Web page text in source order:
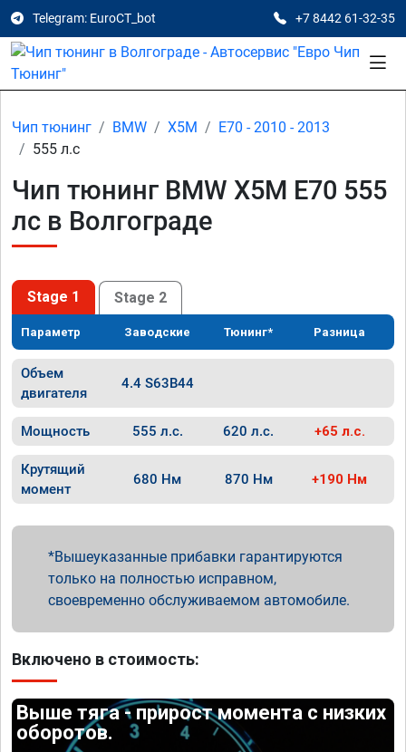
Telegram: EuroCT_bot +7 8442 61-32-35
Чип тюнинг BMW X5M
E70 - 2010 - 2013
555 л.с
Чип тюнинг BMW X5M E70 555
лс в Волгограде
Stage 1 Stage 2
Параметр Заводские Тюнинг* Разница
Объем
двигателя
4.4 S63B44
Мощность 555 л.с. 620 л.с. +65 л.с.
Крутящий
момент
680 Нм 870 Нм +190 Нм
Вышеуказанные прибавки гарантируются
только на полностью исправном,
своевременно обслуживаемом автомобиле.
Включено в стоимость:
Выше тяга - прирост момента с низких
оборотов.